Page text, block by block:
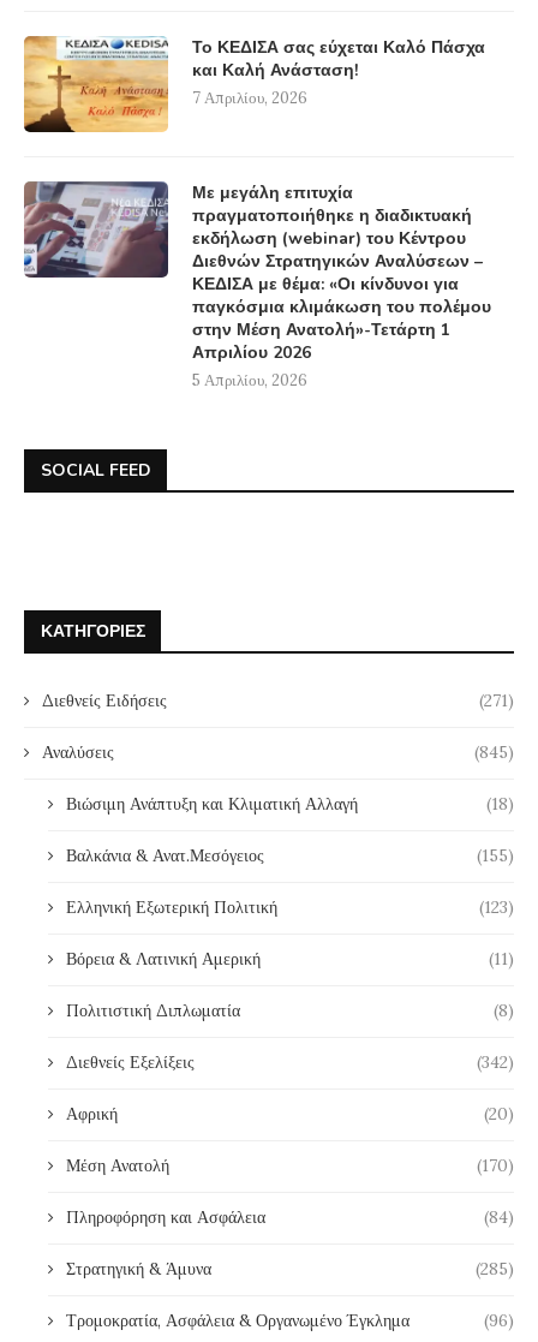
Το ΚΕΔΙΣΑ σας εύχεται Καλό Πάσχα
και Καλή Ανάσταση!
7 Απριλίου, 2026
Με μεγάλη επιτυχία
πραγματοποιήθηκε η διαδικτυακή
εκδήλωση (webinar) του Κέντρου
Διεθνών Στρατηγικών Αναλύσεων –
ΚΕΔΙΣΑ με θέμα: «Οι κίνδυνοι για
παγκόσμια κλιμάκωση του πολέμου
στην Μέση Ανατολή»-Τετάρτη 1
Απριλίου 2026
5 Απριλίου, 2026
SOCIAL FEED
ΚΑΤΗΓΟΡΊΕΣ
Διεθνείς Ειδήσεις (271)
Αναλύσεις (845)
Βιώσιμη Ανάπτυξη και Κλιματική Αλλαγή (18)
Βαλκάνια & Ανατ.Μεσόγειος (155)
Ελληνική Εξωτερική Πολιτική (123)
Βόρεια & Λατινική Αμερική (11)
Πολιτιστική Διπλωματία (8)
Διεθνείς Εξελίξεις (342)
Αφρική (20)
Μέση Ανατολή (170)
Πληροφόρηση και Ασφάλεια (84)
Στρατηγική & Άμυνα (285)
Τρομοκρατία, Ασφάλεια & Οργανωμένο Έγκλημα (96)